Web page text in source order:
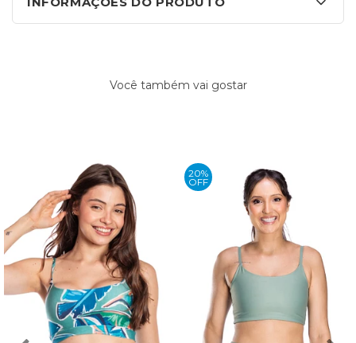
Você também vai gostar
20%
OFF